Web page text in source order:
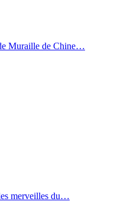
Muraille de Chine…
merveilles du…